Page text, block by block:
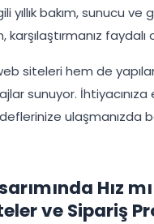
yıllık bakım, sunucu
karşılaştırmanız faydalı
siteleri hem de
sunuyor. İhtiyacınıza
ulaşmanızda
Hız
ve Sipariş